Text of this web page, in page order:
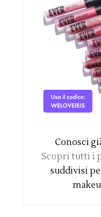
Conosci
Scopri tutti i
suddivisi